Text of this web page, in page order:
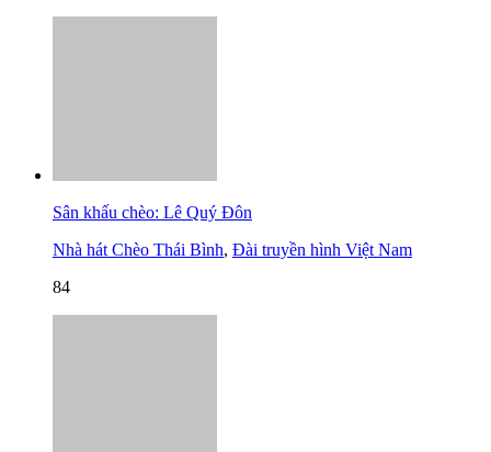
Sân khấu chèo: Lê Quý Đôn
Nhà hát Chèo Thái Bình, Đài truyền hình Việt Nam
84